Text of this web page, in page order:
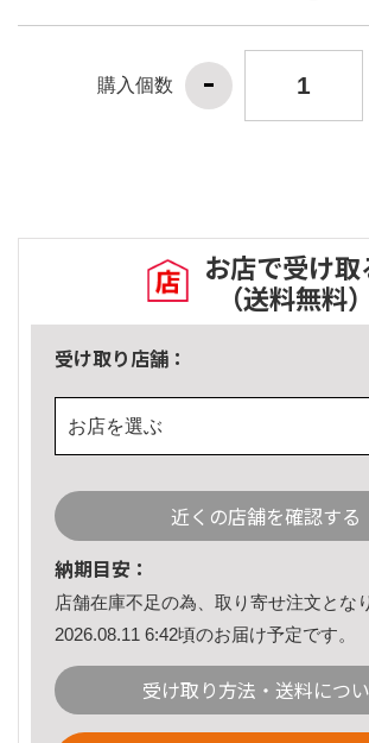
購入個数
お店で受け取
（送料無料）
受け取り店舗：
お店を選ぶ
近くの店舗を確認する
納期目安：
店舗在庫不足の為、取り寄せ注文とな
2026.08.11 6:42頃のお届け予定です。
受け取り方法・送料につ